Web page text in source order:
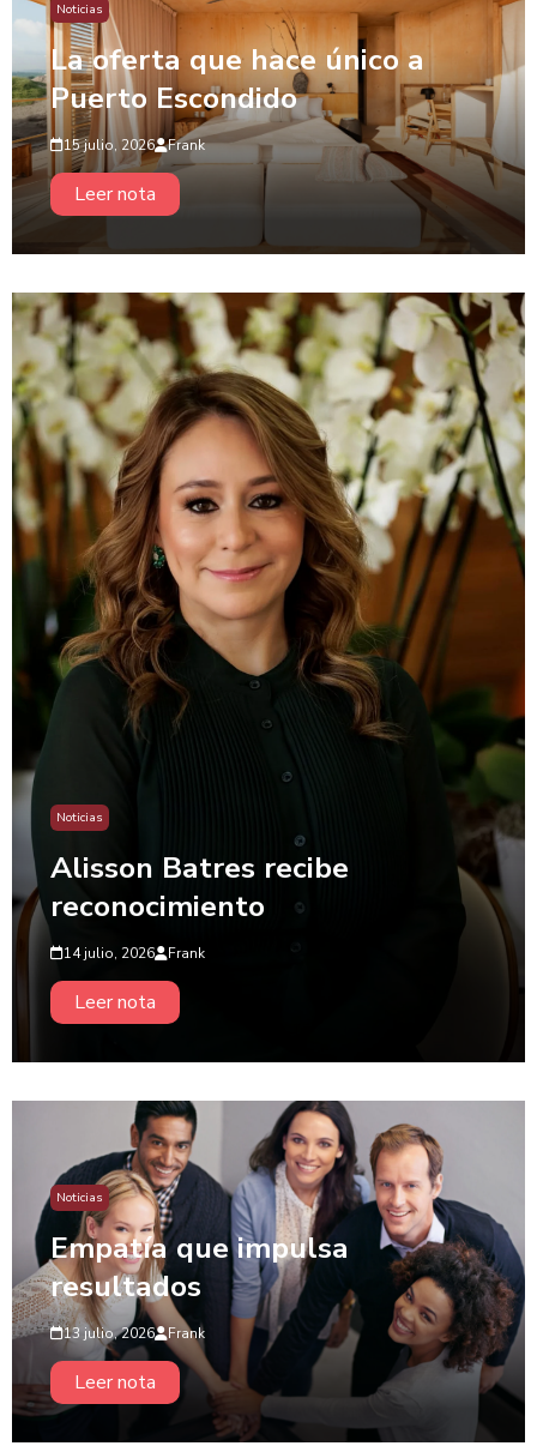
Noticias
La oferta que hace único a
Puerto Escondido
15 julio, 2026 Frank
Leer nota
Noticias
Alisson Batres recibe
reconocimiento
14 julio, 2026 Frank
Leer nota
Noticias
Empatía que impulsa
resultados
13 julio, 2026 Frank
Leer nota